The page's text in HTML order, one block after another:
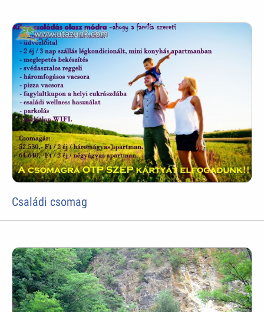
Családi csomag